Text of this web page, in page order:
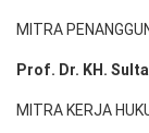
MITRA
Prof. Dr. KH.
MITRA KERJA